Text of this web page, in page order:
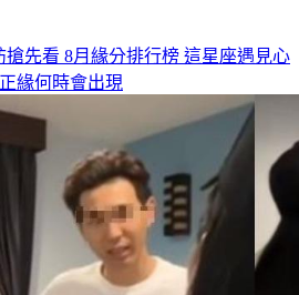
搶先看 8月緣分排行榜 這星座遇見心
緣何時會出現